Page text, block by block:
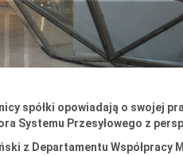
spółki opowiadają o swojej
Systemu Przesyłowego z
z Departamentu Współpracy